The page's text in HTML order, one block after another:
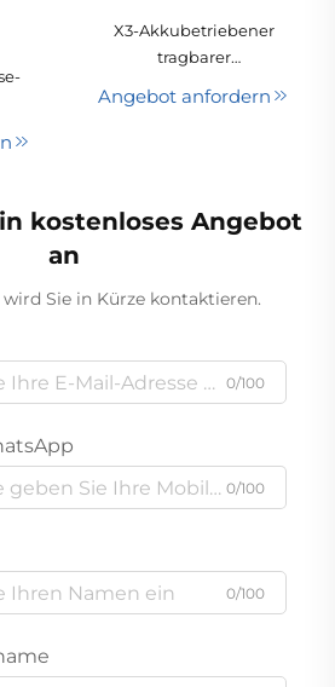
X3-Akkubetriebener
tragbarer
Stabstaubsauger mit
Zyklon-Technologie für
Teppichen, einziehbares
Angebot anfordern
kostenloses Angebot
an
Sie in Kürze kontaktieren.
0/100
0/100
0/100